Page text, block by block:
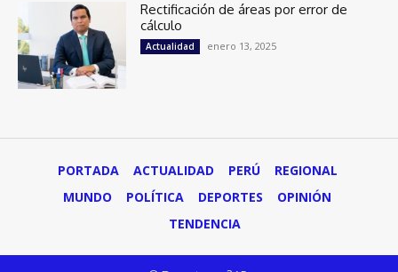
Rectificación de áreas por error de
cálculo
Actualidad enero 13, 2025
PORTADA ACTUALIDAD PERÚ
REGIONAL
MUNDO
POLÍTICA DEPORTES
OPINIÓN
TENDENCIA